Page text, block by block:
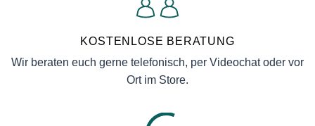
KOSTENLOSE BERATUNG
Wir beraten euch gerne telefonisch, per Videochat oder vor
Ort im Store.